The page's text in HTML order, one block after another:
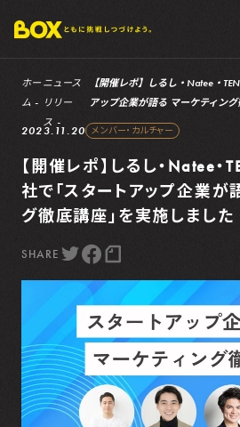
ホー
ム
ニュース
リリー
ス
【開催レポ】しるし・Natee・
アップ企業が語る マーケティン
2023.11.20 メンバー・カルチャー
【開催レポ】しるし・Natee・
社で「スタートアップ企業が
グ徹底講座」を実施しました
SHARE